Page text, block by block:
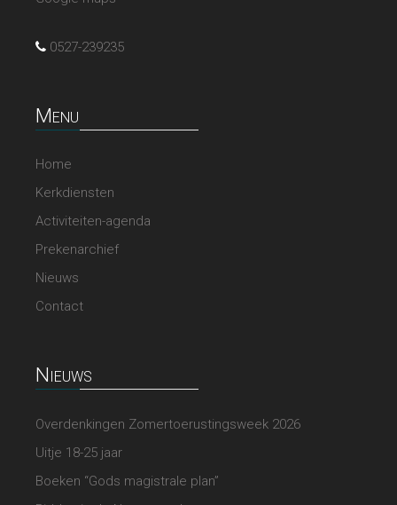
0527-239235
Menu
Home
Kerkdiensten
Activiteiten-agenda
Prekenarchief
Nieuws
Contact
Nieuws
Overdenkingen Zomertoerustingsweek 2026
Uitje 18-25 jaar
Boeken “Gods magistrale plan”